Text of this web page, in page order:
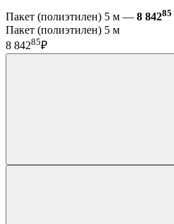
Пакет (полиэтилен) 5 м — 8 84285
Пакет (полиэтилен) 5 м
8 84285₽